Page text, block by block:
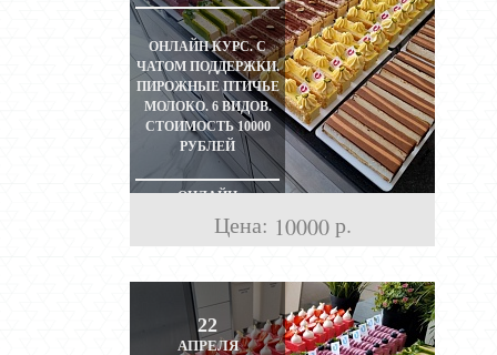
ОНЛАЙН КУРС. С
ЧАТОМ ПОДДЕРЖКИ.
ПИРОЖНЫЕ ПТИЧЬЕ
МОЛОКО. 6 ВИДОВ.
СТОИМОСТЬ 10000
РУБЛЕЙ
ОНЛАЙН
Цена: 10000 р.
22
АПРЕЛЯ